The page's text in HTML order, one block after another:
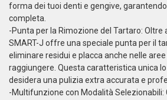
forma dei tuoi denti e gengive, garantendo
completa.
-Punta per la Rimozione del Tartaro: Oltre
SMART-J offre una speciale punta per il
eliminare residui e placca anche nelle
raggiungere. Questa caratteristica unica
desidera una pulizia extra accurata e
-Multifunzione con Modalità Selezionabili: